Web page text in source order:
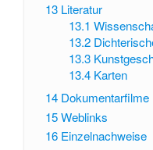
13 Literatur
13.1
13.2
13.3
13.4 Karten
14 Dokumentarfilme
15Weblinks
16 Einzelnachweise